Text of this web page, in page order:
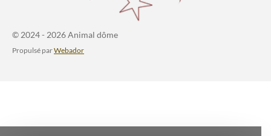
© 2024 - 2026 Animal dôme
Propulsé parWebador